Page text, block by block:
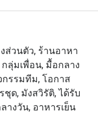
ส่วนตัว, ร้านอาหา
ลุ่มเพื่อน, มื้อกลาง
กรรมทีม, โอกาส
ชุด, มังสวิรัติ, ได้รับ
างวัน, อาหารเย็น